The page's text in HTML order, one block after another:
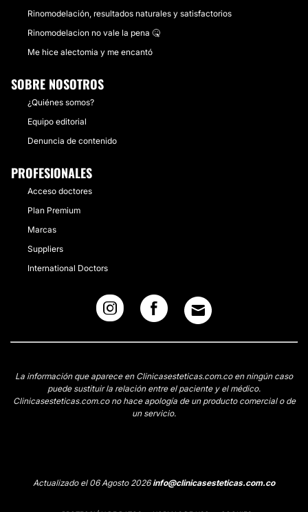
Rinomodelación, resultados naturales y satisfactorios
Rinomodelacion no vale la pena 🤒
Me hice alectomia y me encantó
SOBRE NOSOTROS
¿Quiénes somos?
Equipo editorial
Denuncia de contenido
PROFESIONALES
Acceso doctores
Plan Premium
Marcas
Suppliers
International Doctors
La información que aparece en Clinicasesteticas.com.co en ningún caso
puede sustituir la relación entre el paciente y el médico.
Clinicasesteticas.com.co no hace apología de un producto comercial o de
un servicio.
Actualizado el 06 Agosto 2026info@clinicasesteticas.com.co